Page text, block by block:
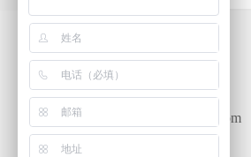
apchyfj@sina.com